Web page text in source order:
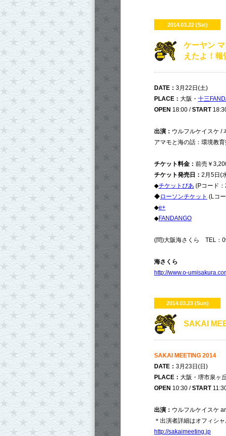
2014.03.22 (Sat)
ケーヤン
えたよ！報
DATE： 3月22日(土)
PLACE： 大阪・ 十三
OPEN 18:00 /START
出演： ウルフルケイスケ /
アマモと海の話：環境教
チケット料金： 前売￥
チケット発売日： 2月5日(
◆チケットぴあ (Pコード
◆ローソンチケット (Lコ
◆e+
◆FANDANGO
(問)大阪海さくら TEL：
海さくら
http://www.o-
2014.03.23 (Sun)
SAKAI
SAKAI MEETING 2014
DATE： 3月23日(日)
PLACE： 大阪・堺市泉ヶ
OPEN 10:30 /START
出演： ウルフルケイスケ
＊出演者詳細はオフィシ
http://sakaimeeting.jp